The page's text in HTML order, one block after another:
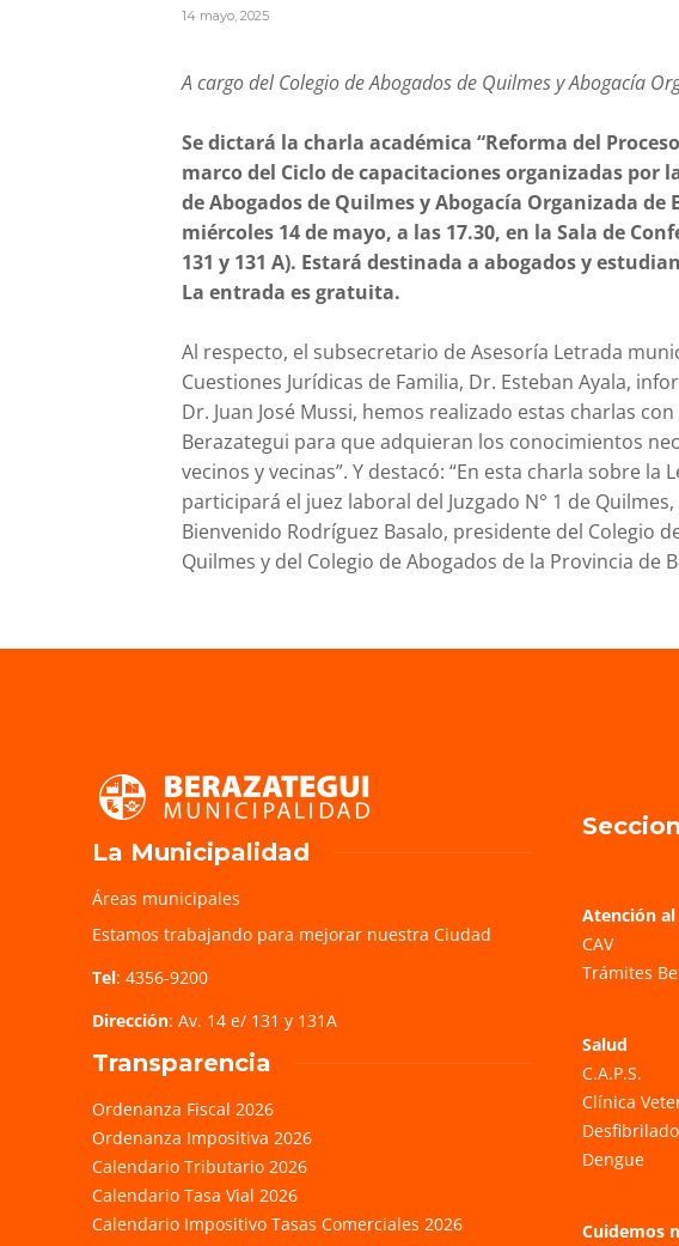
14 mayo, 2025
A cargo del Colegio de Abogados de Quilmes y Abogacía
Se dictará la charla académica “Reforma del
marco del Ciclo de capacitaciones organizadas por
de Abogados de Quilmes y Abogacía Organizada de
miércoles 14 de mayo, a las 17.30, en la Sala de
131 y 131 A). Estará destinada a abogados y
La entrada es gratuita.
Al respecto, el subsecretario de Asesoría Letrada
Cuestiones Jurídicas de Familia, Dr. Esteban Ayala,
Dr. Juan José Mussi, hemos realizado estas charlas
Berazategui para que adquieran los conocimientos
vecinos y vecinas”. Y destacó: “En esta charla sobre la
participará el juez laboral del Juzgado N° 1 de
Bienvenido Rodríguez Basalo, presidente del Colegio
Quilmes y del Colegio de Abogados de la Provincia de
La Municipalidad
Áreas municipales
Estamos trabajando para mejorar nuestra Ciudad
Tel: 4356-9200
Dirección: Av. 14 e/ 131 y 131A
Transparencia
Ordenanza Fiscal 2026
Ordenanza Impositiva 2026
Calendario Tributario 2026
Calendario Tasa Vial 2026
Calendario Impositivo Tasas Comerciales 2026
Atención al
CAV
Trámites
Salud
C.A.P.S.
Clínica
Dengue
Cuidemos